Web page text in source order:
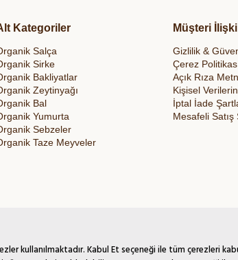
kullanılmaktadır. Kabul Et seçeneği ile tüm çerezleri
Kategoriler
Salça
Sirke
Bakliyatlar
Zeytinyağı
Bal
Yumurta
Sebzeler
Taze Meyveler
Müşteri
Gizlilik &
Çerez
Açık Rıza
Kişisel
İptal İade
Mesafeli